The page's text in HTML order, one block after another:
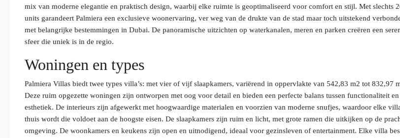
mix van moderne elegantie en praktisch design, waarbij elke ruimte is geoptimaliseerd voor comfort en stijl. Met slechts
units garandeert Palmiera een exclusieve woonervaring, ver weg van de drukte van de stad maar toch uitstekend
met belangrijke bestemmingen in Dubai. De panoramische uitzichten op waterkanalen, meren en parken creëren een
sfeer die uniek is in de regio.
Woningen en types
Palmiera Villas biedt twee types villa’s: met vier of vijf slaapkamers, variërend in oppervlakte van 542,83 m2 tot 832,97
Deze ruim opgezette woningen zijn ontworpen met oog voor detail en bieden een perfecte balans tussen functionaliteit en
esthetiek. De interieurs zijn afgewerkt met hoogwaardige materialen en voorzien van moderne snufjes, waardoor elke
thuis wordt die voldoet aan de hoogste eisen. De slaapkamers zijn ruim en licht, met grote ramen die uitkijken op de
omgeving. De woonkamers en keukens zijn open en uitnodigend, ideaal voor gezinsleven of entertainment. Elke villa